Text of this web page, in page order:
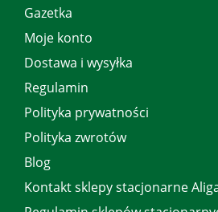
Gazetka
Moje konto
Dostawa i wysyłka
Regulamin
Polityka prywatności
Polityka zwrotów
Blog
Kontakt sklepy stacjonarne